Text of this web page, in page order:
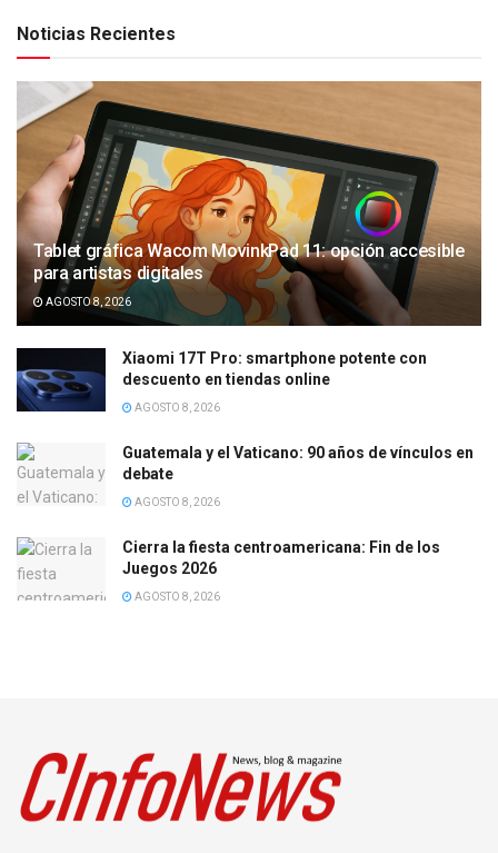
Noticias Recientes
Tablet gráfica Wacom MovinkPad 11: opción accesible
para artistas digitales
AGOSTO 8, 2026
Xiaomi 17T Pro: smartphone potente con
descuento en tiendas online
AGOSTO 8, 2026
Guatemala y el Vaticano: 90 años de vínculos en
debate
AGOSTO 8, 2026
Cierra la fiesta centroamericana: Fin de los
Juegos 2026
AGOSTO 8, 2026